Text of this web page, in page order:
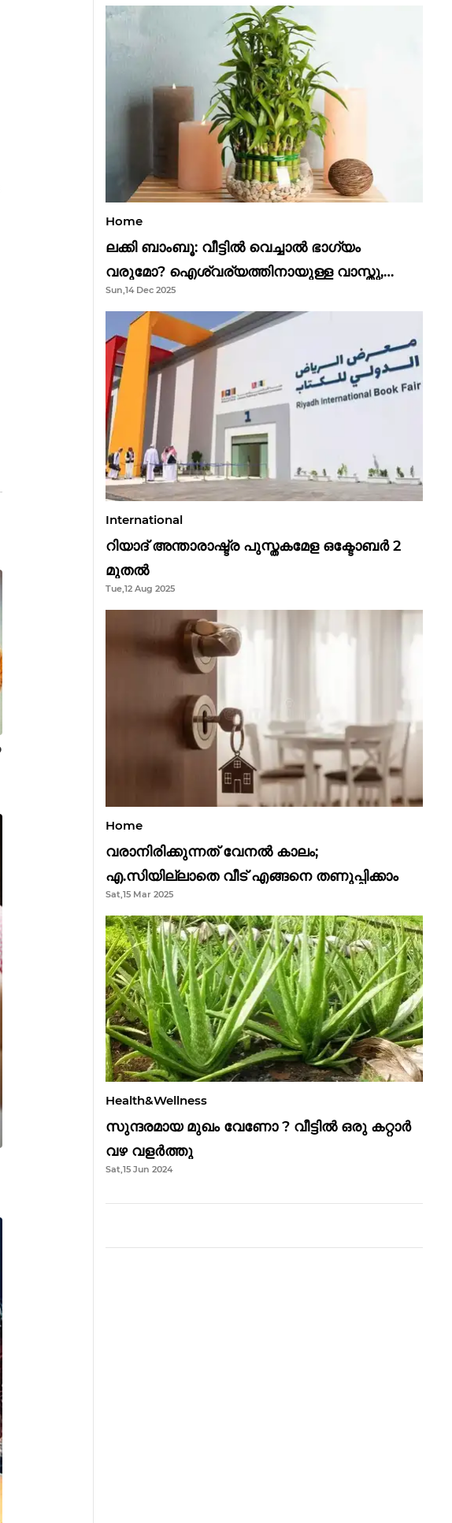
Home
ലക്കി ബാംബൂ: വീട്ടിൽ വെച്ചാൽ ഭാഗ്യം
വരുമോ? ഐശ്വര്യത്തിനായുള്ള വാസ്തു,
ഫെങ് ഷൂയി വിശ്വാസങ്ങൾ
Sun,14 Dec 2025
International
റിയാദ് അന്താരാഷ്ട്ര പുസ്തകമേള ഒക്ടോബർ 2
മുതൽ
Tue,12 Aug 2025
Home
വരാനിരിക്കുന്നത് വേനൽ കാലം;
എ.സിയില്ലാതെ വീട് എങ്ങനെ തണുപ്പിക്കാം
Sat,15 Mar 2025
Health&Wellness
സുന്ദരമായ മുഖം വേണോ ? വീട്ടിൽ ഒരു കറ്റാർ
വഴ വളർത്തു
Sat,15 Jun 2024